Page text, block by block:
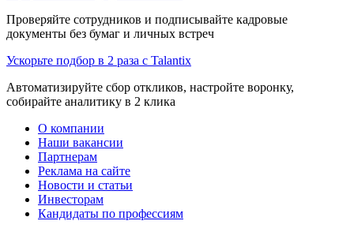
Проверяйте сотрудников и подписывайте кадровые
документы без бумаг и личных встреч
Ускорьте подбор в 2 раза с Talantix
Автоматизируйте сбор откликов, настройте воронку,
собирайте аналитику в 2 клика
О компании
Наши вакансии
Партнерам
Реклама на сайте
Новости и статьи
Инвесторам
Кандидаты по профессиям